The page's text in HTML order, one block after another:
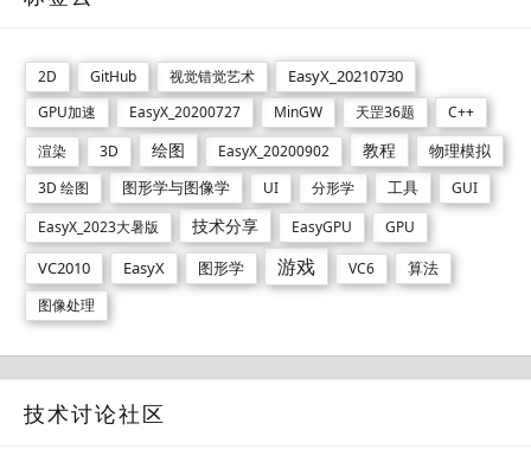
2D GitHub 视觉错觉艺术 EasyX_20210730
GPU加速 EasyX_20200727 MinGW 天罡36题
C++
渲染
3D 绘图 EasyX_20200902 教程 物理模拟
3D 绘图 图形学与图像学 UI 分形学 工具
GUI
EasyX_2023大暑版
技术分享 EasyGPU GPU
VC2010 EasyX 图形学 游戏 VC6 算法
图像处理
技术讨论社区